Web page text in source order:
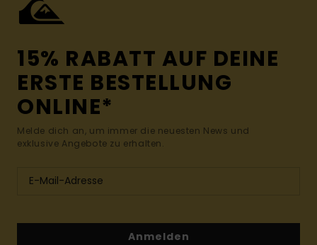
15% RABATT AUF DEINE
ERSTE BESTELLUNG
ONLINE*
Melde dich an, um immer die neuesten News und
exklusive Angebote zu erhalten.
Anmelden